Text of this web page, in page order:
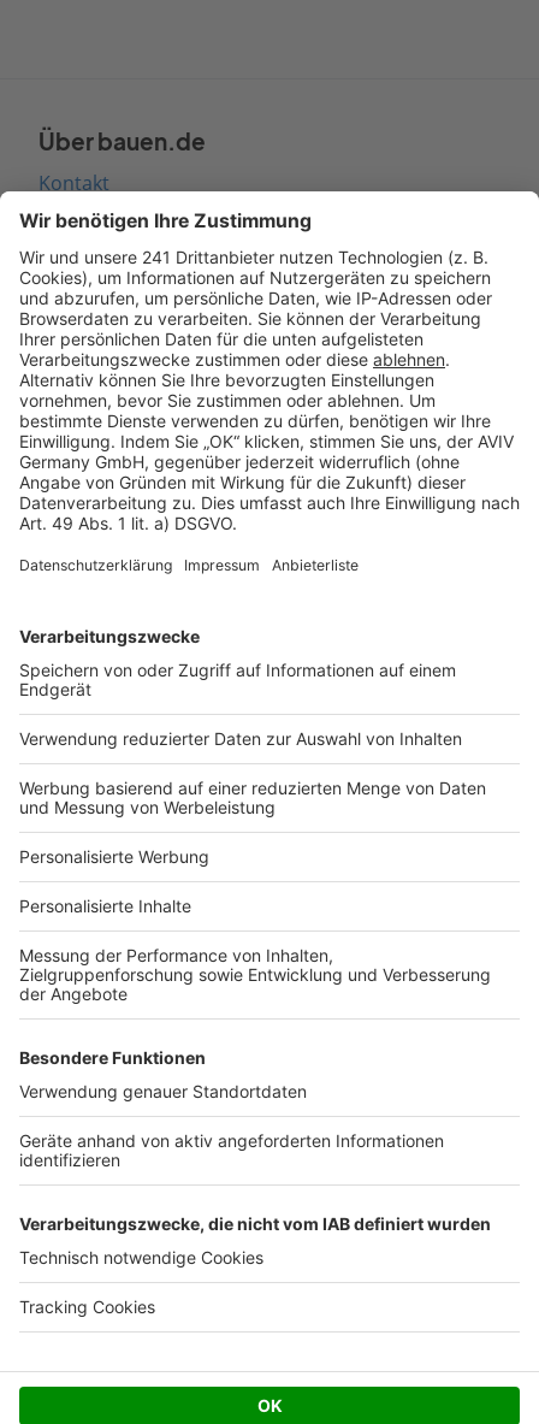
Über bauen.de
Kontakt
Seitenaufbau
Barrierefreiheit
Cookie Einstellungen
Rechtliches
AGB-Übersicht
Datenschutz
Impressum
Services
Bauprojekt-Quiz
Häuser-Suche
Hausanbieter-Suche
Bauprojekt-Profil
Für Unternehmen
Ihre Baufirma auf bauen.de
Kostenloses Infogespräch